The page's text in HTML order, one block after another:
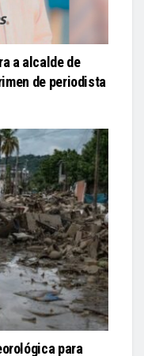
a alcalde de
de periodista
para